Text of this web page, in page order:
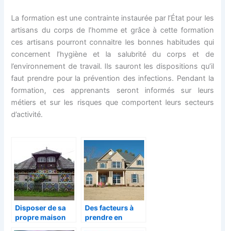
La formation est une contrainte instaurée par l’État pour les
artisans du corps de l’homme et grâce à cette formation
ces artisans pourront connaitre les bonnes habitudes qui
concernent l’hygiène et la salubrité du corps et de
l’environnement de travail. Ils sauront les dispositions qu’il
faut prendre pour la prévention des infections. Pendant la
formation, ces apprenants seront informés sur leurs
métiers et sur les risques que comportent leurs secteurs
d’activité.
Disposer de sa
propre maison
Des facteurs à
prendre en